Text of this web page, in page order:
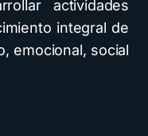
actividades
integral de
emocional, social